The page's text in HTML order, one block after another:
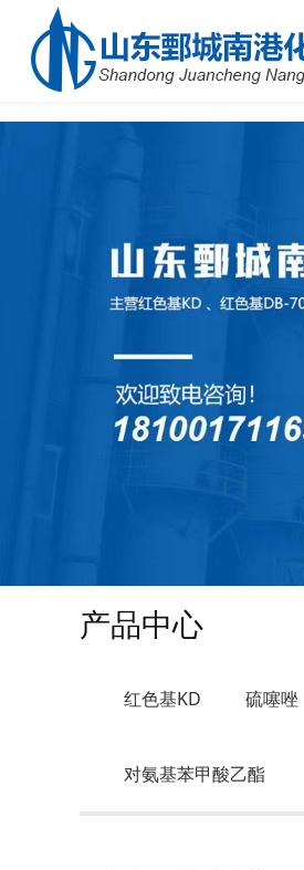
产品中心
红色基KD 硫噻唑
对氨基苯甲酸乙酯